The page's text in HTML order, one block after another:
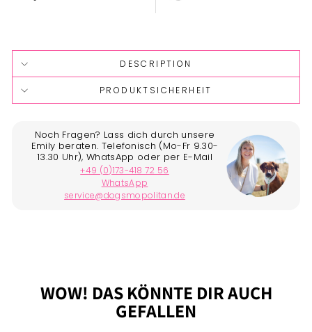
input
DESCRIPTION
PRODUKTSICHERHEIT
WOW! DAS KÖNNTE DIR AUCH
GEFALLEN